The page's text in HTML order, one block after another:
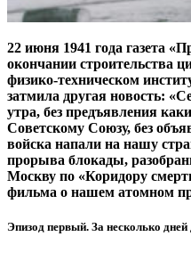
22 июня 1941 года газета
окончании строительства
физико-техническом
затмила другая новость:
утра, без предъявления
Советскому Союзу, без
войска напали на нашу
прорыва блокады,
Москву по «Коридору
фильма о нашем атомном
Эпизод первый. За несколько